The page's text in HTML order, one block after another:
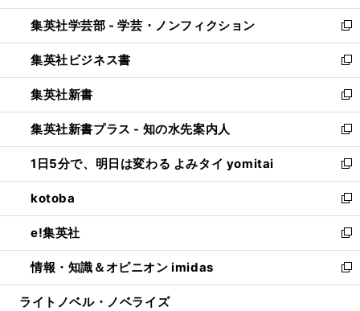
開
く
ウ
で
開
く
ン
ド
ウ
で
開
く
ウ
ィ
ン
ド
ウ
で
開
く
集英社学芸部 - 学芸・ノンフィクション
新
し
い
ウ
ィ
ン
ド
ウ
で
開
く
集英社ビジネス書
新
し
い
ウ
ィ
ン
ド
ウ
で
開
く
集英社新書
新
し
い
ウ
ィ
ン
ド
ウ
で
開
く
集英社新書プラス - 知の水先案内人
新
し
い
ウ
ィ
ン
ド
ウ
で
開
1日5分で、明日は変わる よみタイ yomitai
新
し
い
ウ
ィ
ン
ド
ウ
kotoba
新
し
い
ウ
ィ
ン
e!集英社
新
し
い
ウ
情報・知識＆オピニオン imidas
新
し
ライトノベル・ノベライズ